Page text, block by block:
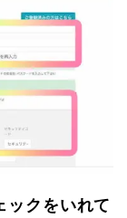
ックをいれて